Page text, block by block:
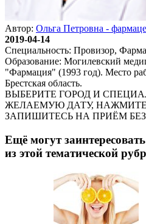
Автор: Ольга Петровна -
2019-04-14
Специальность: Провизор,
Образование: Могилевский
"Фармация" (1993 год). Место
Брестская область.
ВЫБЕРИТЕ ГОРОД И
ЖЕЛАЕМУЮ ДАТУ,
ЗАПИШИТЕСЬ НА ПРИЁМ
Ещё могут
из этой тематической